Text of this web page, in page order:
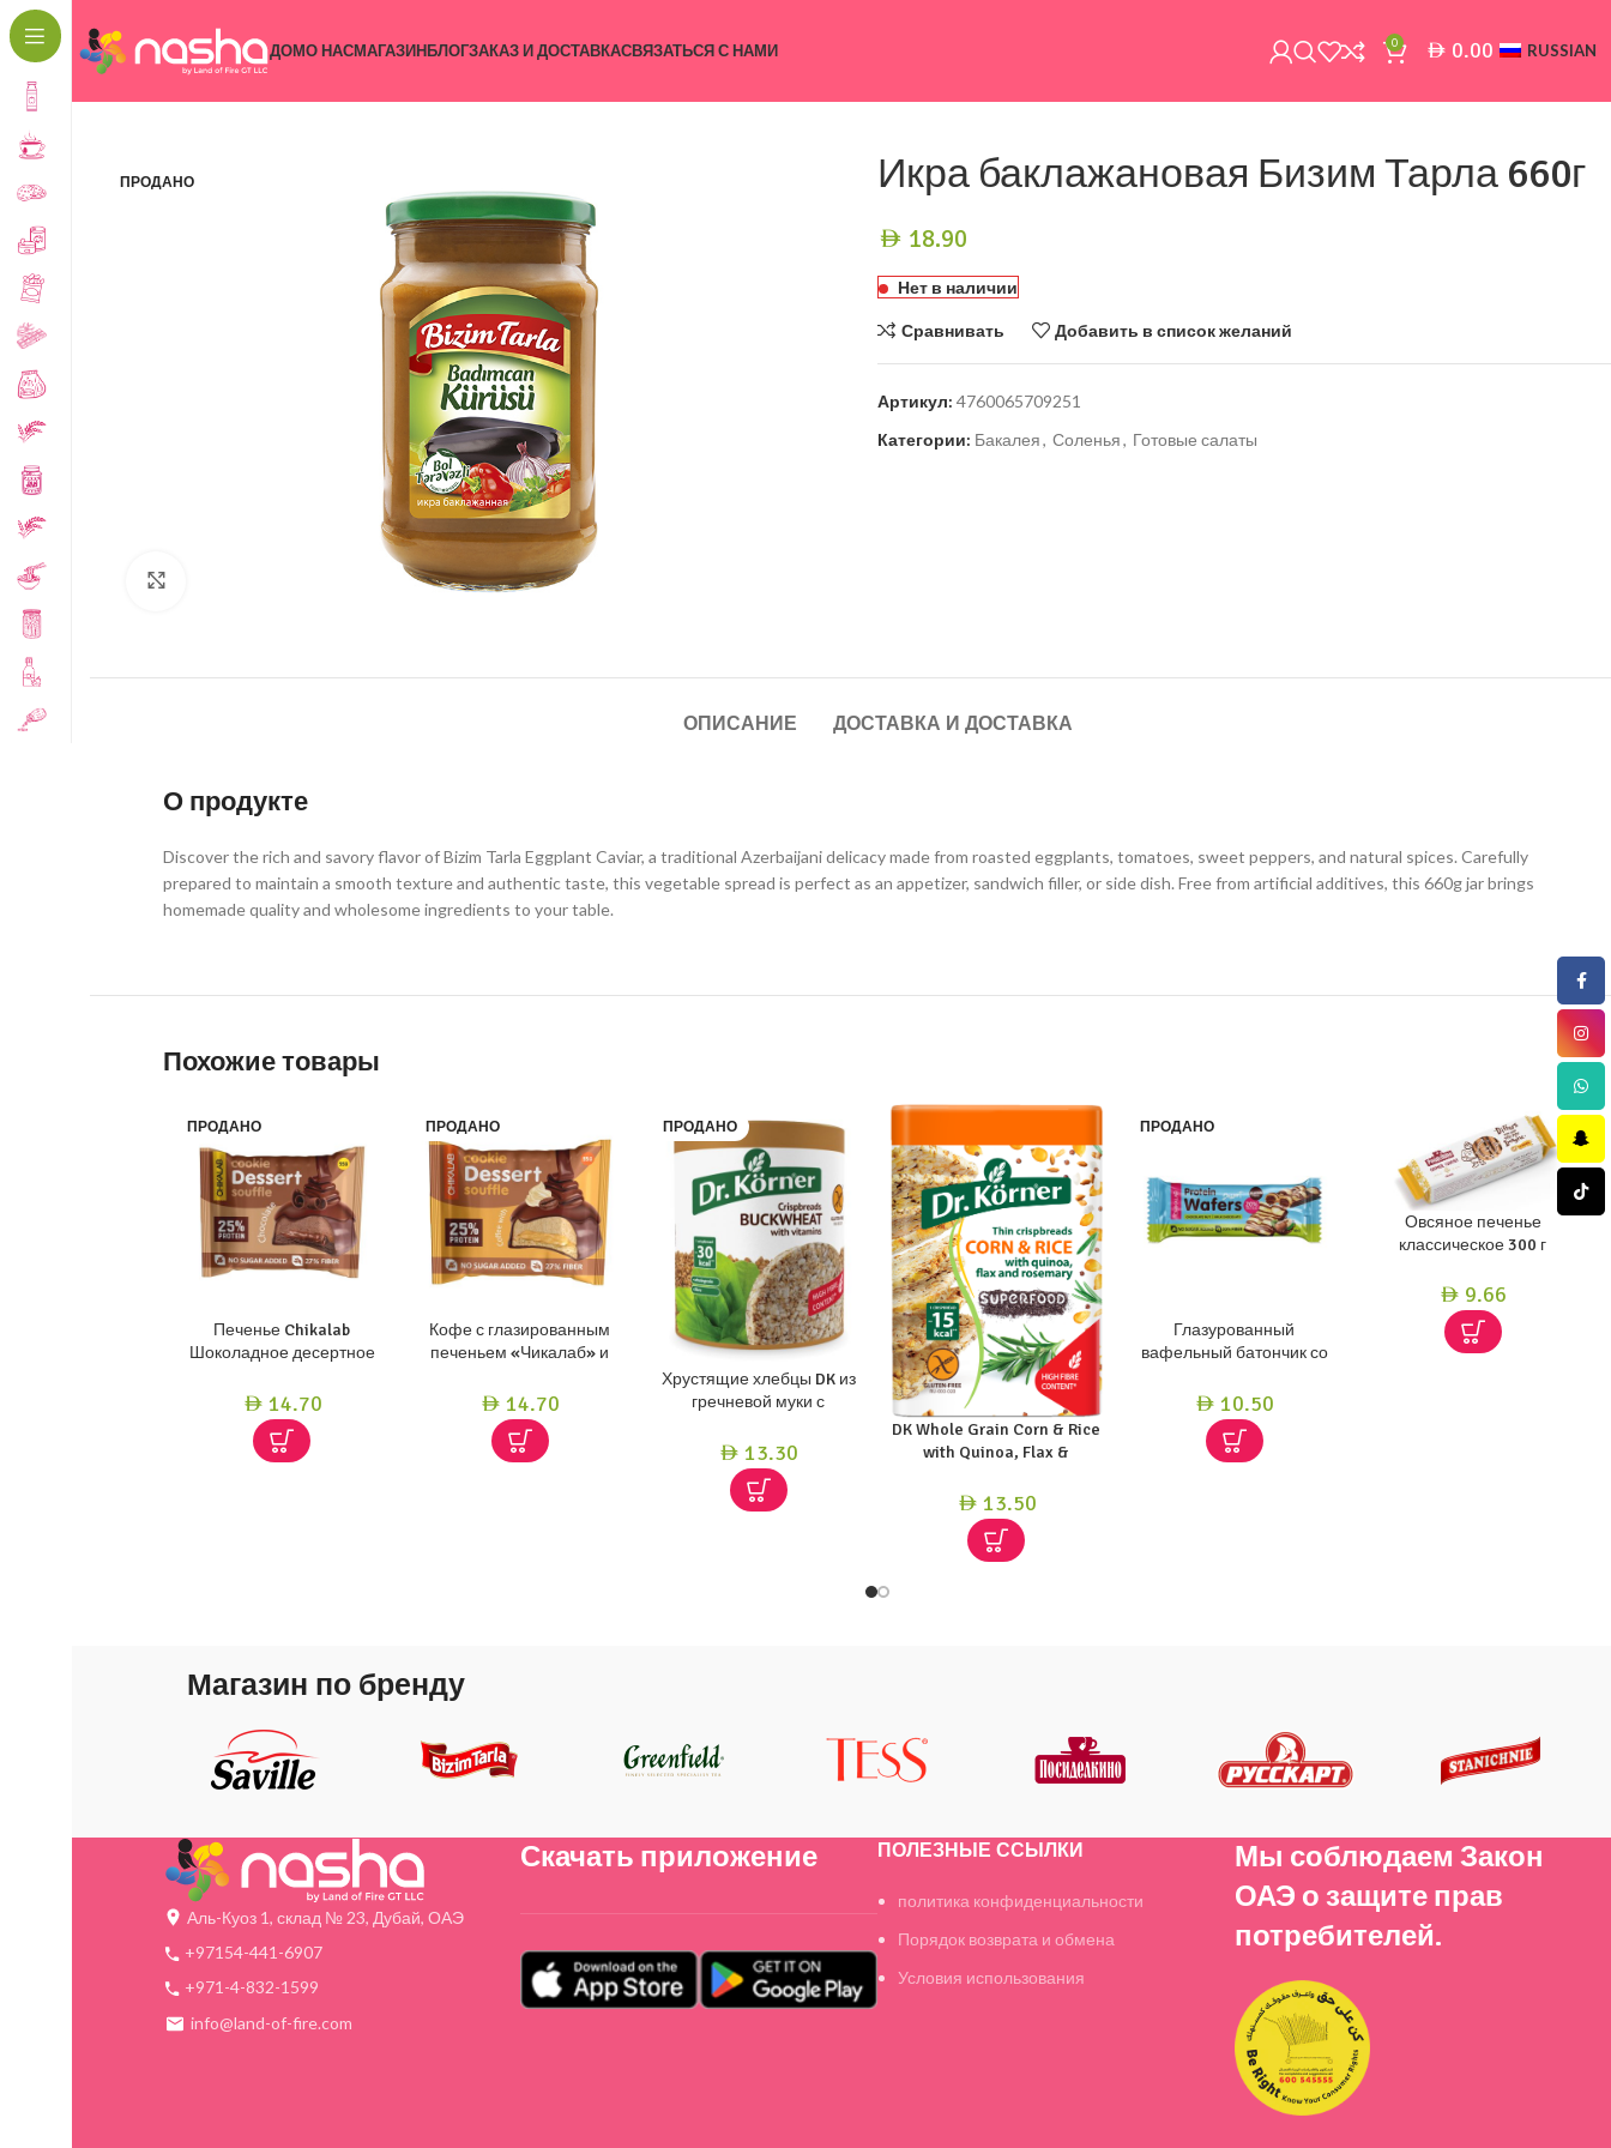
ДОМО НАСМАГАЗИНБЛОГЗАКАЗ И ДОСТАВКАСВЯЗАТЬСЯ С НАМИ 0 AED 0.00 RUSSIAN
ПРОДАНО Икра баклажановая Бизим Тарла 660г
AED 18.90
Нет в наличии
Сравнивать Добавить в список желаний
Артикул: 4760065709251
Категории: Бакалея, Соленья, Готовые салаты
ОПИСАНИЕ ДОСТАВКА И ДОСТАВКА
О продукте
Discover the rich and savory flavor of Bizim Tarla Eggplant Caviar, a traditional Azerbaijani delicacy made from roasted eggplants, tomatoes, sweet peppers, and natural spices. Carefully
prepared to maintain a smooth texture and authentic taste, this vegetable spread is perfect as an appetizer, sandwich filler, or side dish. Free from artificial additives, this 660g jar brings
homemade quality and wholesome ingredients to your table.
Похожие товары
ПРОДАНО
Печенье Chikalab
Шоколадное десертное
AED 14.70
ПРОДАНО
Кофе с глазированным
печеньем «Чикалаб» и
AED 14.70
ПРОДАНО
Хрустящие хлебцы DK из
гречневой муки с
AED 13.30
DK Whole Grain Corn & Rice
with Quinoa, Flax &
AED 13.50
ПРОДАНО
Глазурованный
вафельный батончик со
орехового десерта 40 г
AED 10.50
Овсяное печенье
классическое 300 г
AED 9.66
Магазин по бренду
Аль-Куоз 1, склад № 23, Дубай, ОАЭ
+97154-441-6907
+971-4-832-1599
info@land-of-fire.com
Мы соблюдаем Закон
ОАЭ о защите прав
потребителей.
Скачать приложение ПОЛЕЗНЫЕ ССЫЛКИ
политика конфиденциальности
Порядок возврата и обмена
Условия использования